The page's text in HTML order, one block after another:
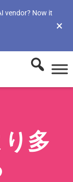
vendor? Now it
×
多